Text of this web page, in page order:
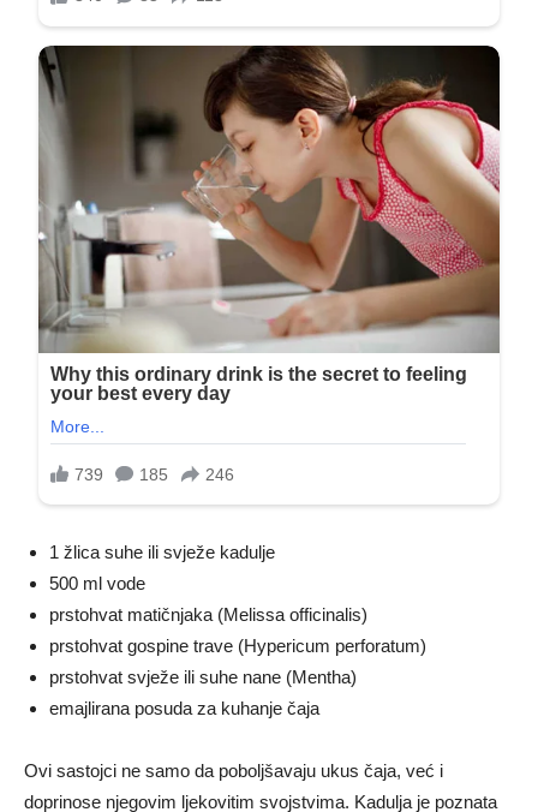
1 žlica suhe ili svježe kadulje
500 ml vode
prstohvat matičnjaka (Melissa officinalis)
prstohvat gospine trave (Hypericum perforatum)
prstohvat svježe ili suhe nane (Mentha)
emajlirana posuda za kuhanje čaja
Ovi sastojci ne samo da poboljšavaju ukus čaja, već i
doprinose njegovim ljekovitim svojstvima. Kadulja je poznata